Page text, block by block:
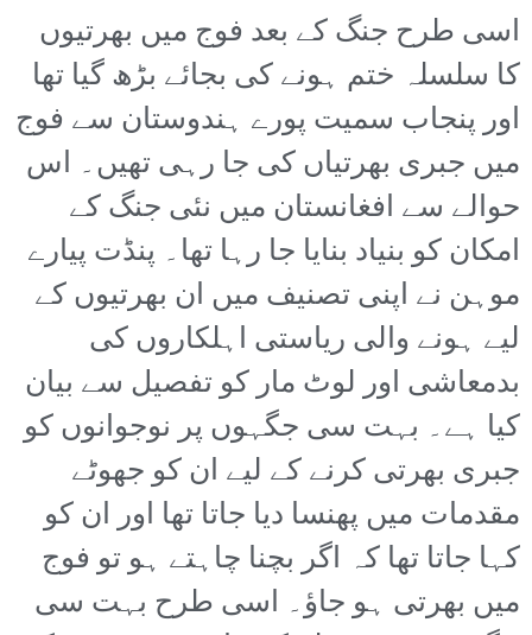
اسی طرح جنگ کے بعد فوج میں بھرتیوں
کا سلسلہ ختم ہونے کی بجائے بڑھ گیا تھا
اور پنجاب سمیت پورے ہندوستان سے فوج
میں جبری بھرتیاں کی جا رہی تھیں۔ اس
حوالے سے افغانستان میں نئی جنگ کے
امکان کو بنیاد بنایا جا رہا تھا۔ پنڈت پیارے
موہن نے اپنی تصنیف میں ان بھرتیوں کے
لیے ہونے والی ریاستی اہلکاروں کی
بدمعاشی اور لوٹ مار کو تفصیل سے بیان
کیا ہے۔ بہت سی جگہوں پر نوجوانوں کو
جبری بھرتی کرنے کے لیے ان کو جھوٹے
مقدمات میں پھنسا دیا جاتا تھا اور ان کو
کہا جاتا تھا کہ اگر بچنا چاہتے ہو تو فوج
میں بھرتی ہو جاؤ۔ اسی طرح بہت سی